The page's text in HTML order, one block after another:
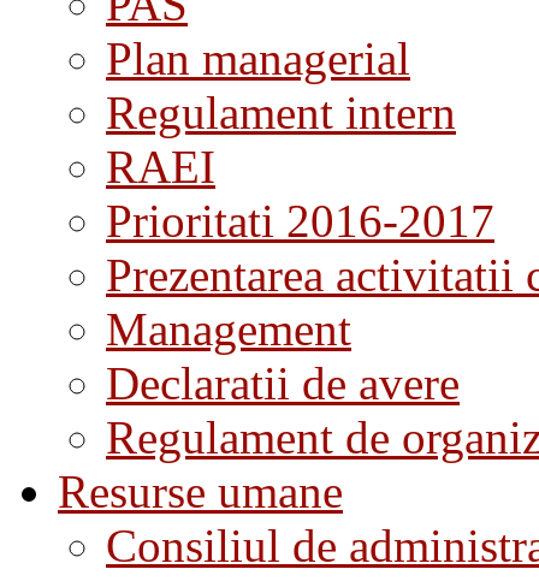
Plan managerial
Regulament intern
RAEI
Prioritati 2016-2017
Prezentarea activitatii
Management
Declaratii de avere
Regulament de
Resurse umane
Consiliul de